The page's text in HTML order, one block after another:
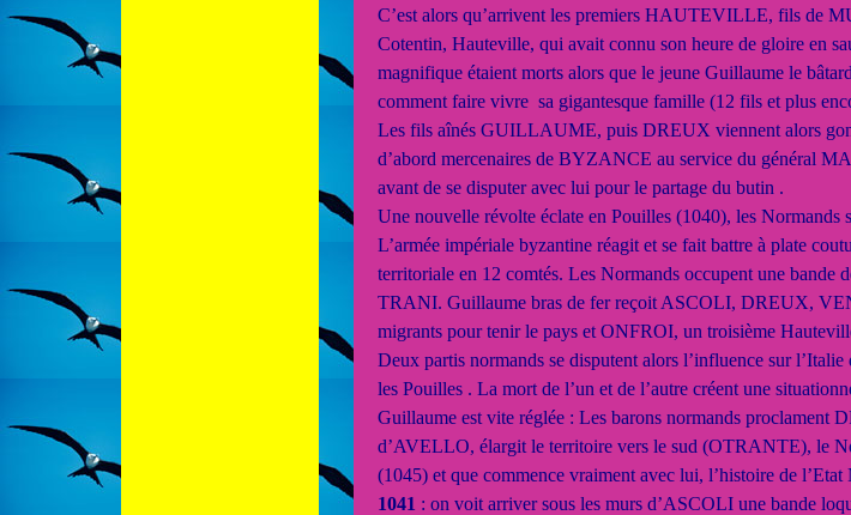
C’est alors qu’arrivent les premiers HAUTEVILLE, fils de
Cotentin, Hauteville, qui avait connu son heure de gloire en
magnifique étaient morts alors que le jeune Guillaume le
comment faire vivre sa gigantesque famille (12 fils et plus
Les fils aînés GUILLAUME, puis DREUX viennent alors
d’abord mercenaires de BYZANCE au service du général
avant de se disputer avec lui pour le partage du butin .
Une nouvelle révolte éclate en Pouilles (1040), les Normands
L’armée impériale byzantine réagit et se fait battre à plate
territoriale en 12 comtés. Les Normands occupent une bande
TRANI. Guillaume bras de fer reçoit ASCOLI, DREUX,
migrants pour tenir le pays et ONFROI, un troisième
Deux partis normands se disputent alors l’influence sur
les Pouilles . La mort de l’un et de l’autre créent une
Guillaume est vite réglée : Les barons normands
d’AVELLO, élargit le territoire vers le sud (OTRANTE), le
(1045) et que commence vraiment avec lui, l’histoire de l’Etat
1041 : on voit arriver sous les murs d’ASCOLI une bande